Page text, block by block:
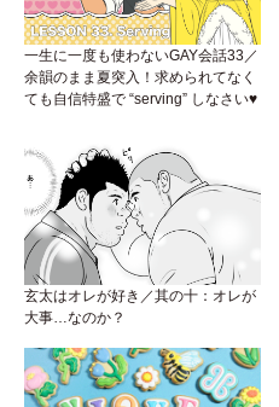
一生に一度も使わないGAY会話33／
余韻のまま夏突入！求められてなく
ても自信特盛で “serving” しなさい♥
玄太はオレが好き／其の十：オレが
大事…なのか？